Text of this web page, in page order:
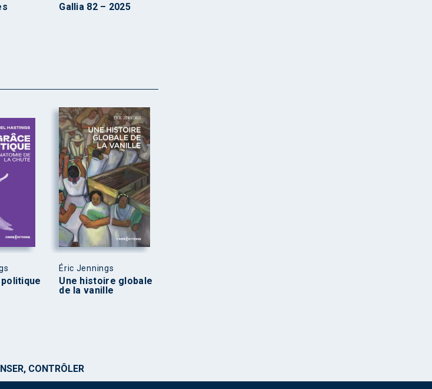
Gallia 82 – 2025
Éric Jennings
Une histoire globale
de la vanille
CONTRÔLER